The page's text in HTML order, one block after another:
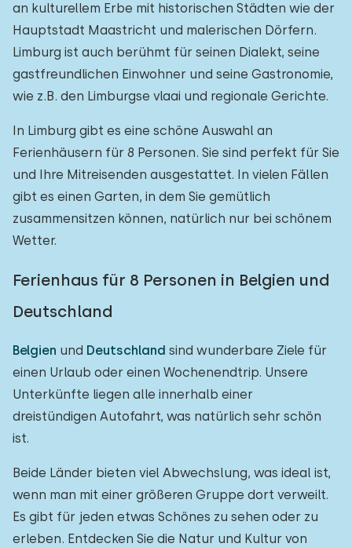
an kulturellem Erbe mit historischen Städten wie der
Hauptstadt Maastricht und malerischen Dörfern.
Limburg ist auch berühmt für seinen Dialekt, seine
gastfreundlichen Einwohner und seine Gastronomie,
wie z.B. den Limburgse vlaai und regionale Gerichte.
In Limburg gibt es eine schöne Auswahl an
Ferienhäusern für 8 Personen. Sie sind perfekt für Sie
und Ihre Mitreisenden ausgestattet. In vielen Fällen
gibt es einen Garten, in dem Sie gemütlich
zusammensitzen können, natürlich nur bei schönem
Wetter.
Ferienhaus für 8 Personen in Belgien und
Deutschland
Belgien und Deutschland sind wunderbare Ziele für
einen Urlaub oder einen Wochenendtrip. Unsere
Unterkünfte liegen alle innerhalb einer
dreistündigen Autofahrt, was natürlich sehr schön
ist.
Beide Länder bieten viel Abwechslung, was ideal ist,
wenn man mit einer größeren Gruppe dort verweilt.
Es gibt für jeden etwas Schönes zu sehen oder zu
erleben. Entdecken Sie die Natur und Kultur von